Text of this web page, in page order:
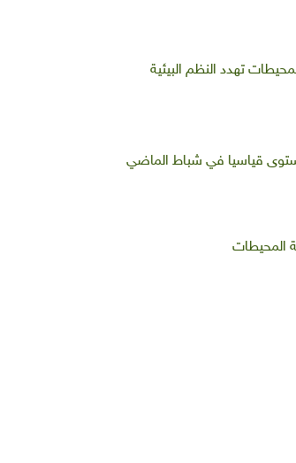
تهدد النظم البيئية
قياسيا في شباط الماضي
المحيطات